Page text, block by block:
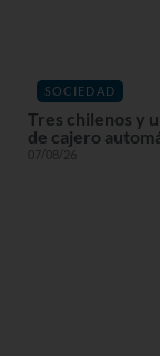
SOCIEDAD
Tres chilenos y
de cajero
07/08/26